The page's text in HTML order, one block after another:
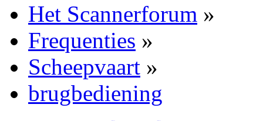
Het Scannerforum »
Frequenties »
Scheepvaart »
brugbediening